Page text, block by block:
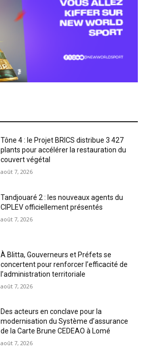
Tône 4 : le Projet BRICS distribue 3 427
plants pour accélérer la restauration du
couvert végétal
août 7, 2026
Tandjouaré 2 : les nouveaux agents du
CIPLEV officiellement présentés
août 7, 2026
À Blitta, Gouverneurs et Préfets se
concertent pour renforcer l’efficacité de
l’administration territoriale
août 7, 2026
Des acteurs en conclave pour la
modernisation du Système d’assurance
de la Carte Brune CEDEAO à Lomé
août 7, 2026